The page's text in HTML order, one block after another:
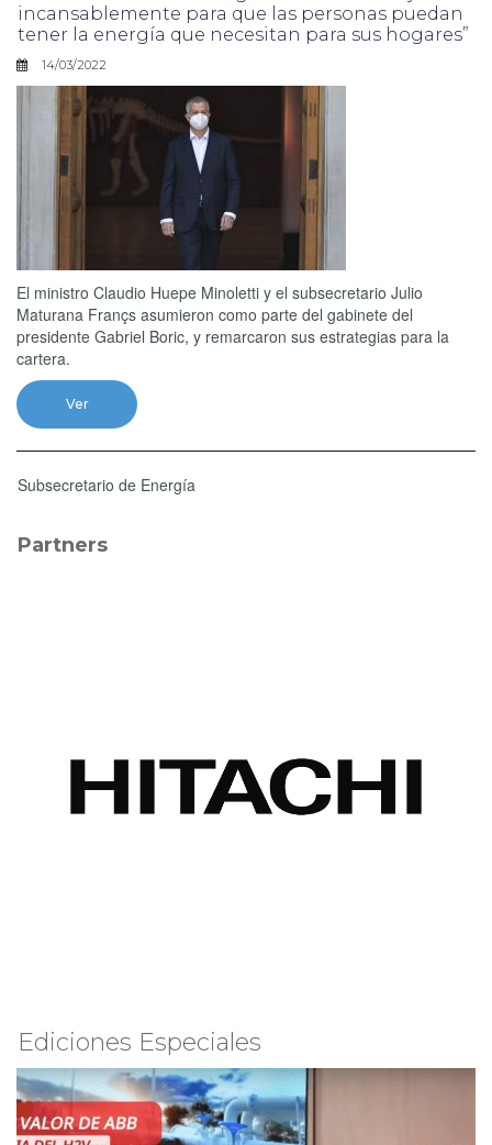
incansablemente para que las personas puedan
tener la energía que necesitan para sus hogares”
14/03/2022
El ministro Claudio Huepe Minoletti y el subsecretario Julio
Maturana Françs asumieron como parte del gabinete del
presidente Gabriel Boric, y remarcaron sus estrategias para la
cartera.
Ver
Subsecretario de Energía
Partners
Ediciones Especiales